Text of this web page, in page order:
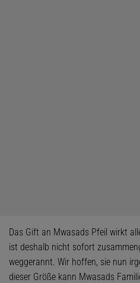
Das Gift an Mwasads Pfeil wirkt
ist deshalb nicht sofort
weggerannt. Wir hoffen, sie nun
dieser Größe kann Mwasads